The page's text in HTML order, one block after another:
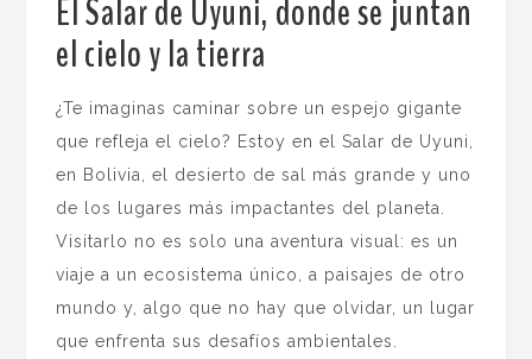
El Salar de Uyuni, donde se juntan
el cielo y la tierra
¿Te imaginas caminar sobre un espejo gigante
que refleja el cielo? Estoy en el Salar de Uyuni,
en Bolivia, el desierto de sal más grande y uno
de los lugares más impactantes del planeta.
Visitarlo no es solo una aventura visual: es un
viaje a un ecosistema único, a paisajes de otro
mundo y, algo que no hay que olvidar, un lugar
que enfrenta sus desafíos ambientales.